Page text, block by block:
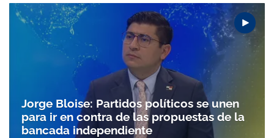
Jorge Bloise: Partidos políticos se unen
para ir en contra de las propuestas de la
bancada independiente